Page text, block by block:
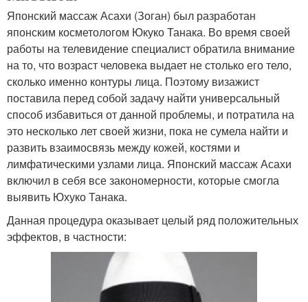
Японский массаж Асахи (Зоган) был разработан
японским косметологом Юкуко Танака. Во время своей
работы на телевидение специалист обратила внимание
на то, что возраст человека выдает не столько его тело,
сколько именно контуры лица. Поэтому визажист
поставила перед собой задачу найти универсальный
способ избавиться от данной проблемы, и потратила на
это несколько лет своей жизни, пока не сумела найти и
развить взаимосвязь между кожей, костями и
лимфатическими узлами лица. Японский массаж Асахи
включил в себя все закономерности, которые смогла
выявить Юхуко Танака.
Данная процедура оказывает целый ряд положительных
эффектов, в частности: